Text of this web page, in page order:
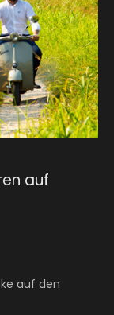
auf
auf den